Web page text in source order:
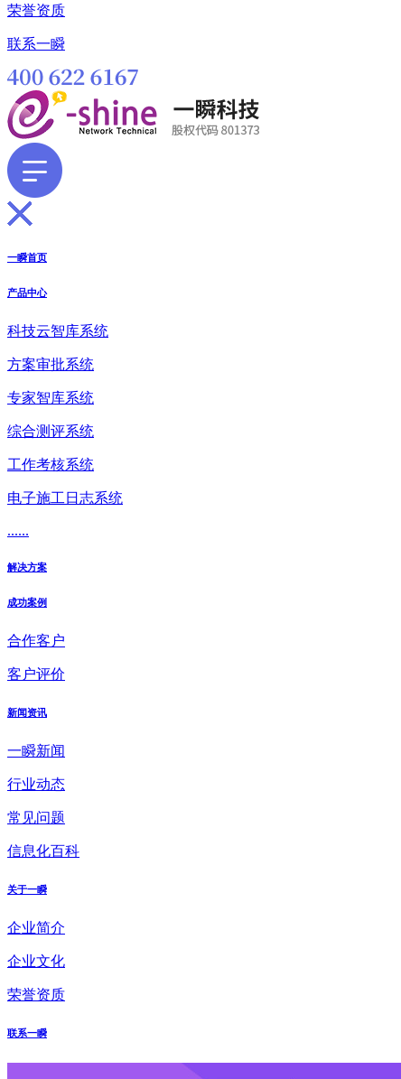
荣誉资质
联系一瞬
一瞬首页
产品中心
科技云智库系统
方案审批系统
专家智库系统
综合测评系统
工作考核系统
电子施工日志系统
......
解决方案
成功案例
合作客户
客户评价
新闻资讯
一瞬新闻
行业动态
常见问题
信息化百科
关于一瞬
企业简介
企业文化
荣誉资质
联系一瞬